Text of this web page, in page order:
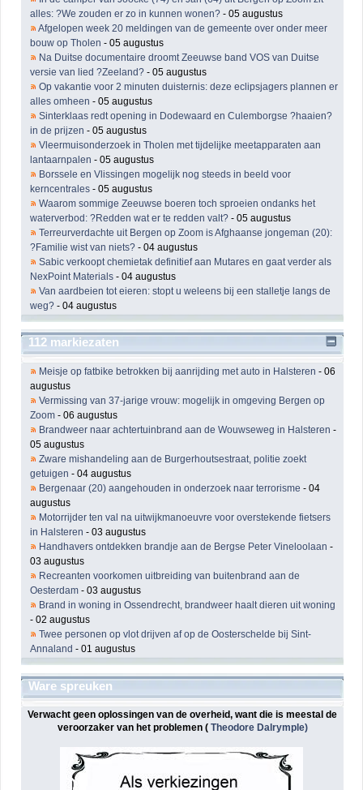
alles: ?We zouden er zo in kunnen wonen? - 05 augustus
Afgelopen week 20 meldingen van de gemeente over onder meer
bouw op Tholen - 05 augustus
Na Duitse documentaire droomt Zeeuwse band VOS van Duitse
versie van lied ?Zeeland? - 05 augustus
Op vakantie voor 2 minuten duisternis: deze eclipsjagers plannen er
alles omheen - 05 augustus
Sinterklaas redt opening in Dodewaard en Culemborgse ?haaien?
in de prijzen - 05 augustus
Vleermuisonderzoek in Tholen met tijdelijke meetapparaten aan
lantaarnpalen - 05 augustus
Borssele en Vlissingen mogelijk nog steeds in beeld voor
kerncentrales - 05 augustus
Waarom sommige Zeeuwse boeren toch sproeien ondanks het
waterverbod: ?Redden wat er te redden valt? - 05 augustus
Terreurverdachte uit Bergen op Zoom is Afghaanse jongeman (20):
?Familie wist van niets? - 04 augustus
Sabic verkoopt chemietak definitief aan Mutares en gaat verder als
NexPoint Materials - 04 augustus
Van aardbeien tot eieren: stopt u weleens bij een stalletje langs de
weg? - 04 augustus
112 markiezaten
Meisje op fatbike betrokken bij aanrijding met auto in Halsteren - 06
augustus
Vermissing van 37-jarige vrouw: mogelijk in omgeving Bergen op
Zoom - 06 augustus
Brandweer naar achtertuinbrand aan de Wouwseweg in Halsteren -
05 augustus
Zware mishandeling aan de Burgerhoutsestraat, politie zoekt
getuigen - 04 augustus
Bergenaar (20) aangehouden in onderzoek naar terrorisme - 04
augustus
Motorrijder ten val na uitwijkmanoeuvre voor overstekende fietsers
in Halsteren - 03 augustus
Handhavers ontdekken brandje aan de Bergse Peter Vineloolaan -
03 augustus
Recreanten voorkomen uitbreiding van buitenbrand aan de
Oesterdam - 03 augustus
Brand in woning in Ossendrecht, brandweer haalt dieren uit woning
- 02 augustus
Twee personen op vlot drijven af op de Oosterschelde bij Sint-
Annaland - 01 augustus
Ware spreuken
Verwacht geen oplossingen van de overheid, want die is meestal de
veroorzaker van het problemen (Theodore Dalrymple)